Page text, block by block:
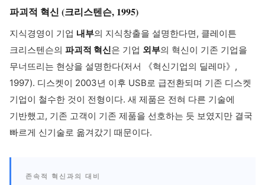
파괴적 혁신 (크리스텐슨, 1995)
지식경영이 기업 내부의 지식창출을 설명한다면, 클레이튼
크리스텐슨의 파괴적 혁신은 기업 외부의 혁신이 기존 기업을
무너뜨리는 현상을 설명한다(저서 《혁신기업의 딜레마》,
1997). 디스켓이 2003년 이후 USB로 급전환되며 기존 디스켓
기업이 철수한 것이 전형이다. 새 제품은 전혀 다른 기술에
기반했고, 기존 고객이 기존 제품을 선호하는 듯 보였지만 결국
빠르게 신기술로 옮겨갔기 때문이다.
존속적 혁신과의 대비